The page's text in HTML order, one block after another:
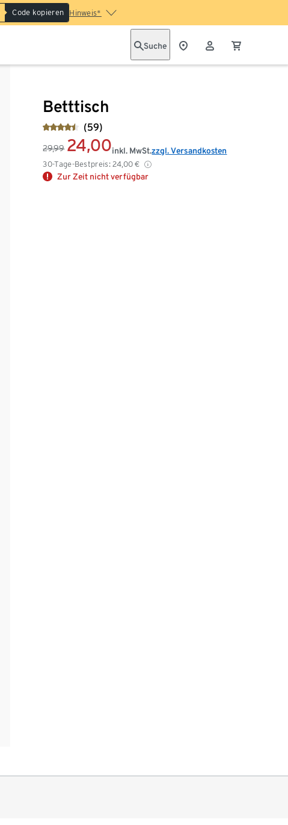
Code kopieren Hinweis*
Suche
Betttisch
(59)
29,99 24,00
30-Tage-Bestpreis: 24,00 €
inkl. MwSt.zzgl. Versandkosten
Zur Zeit nicht verfügbar